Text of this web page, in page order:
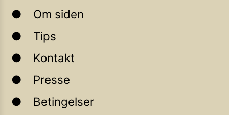
Om siden
Tips
Kontakt
Presse
Betingelser